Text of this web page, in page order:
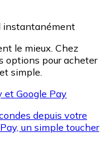
instantanément
le mieux. Chez
options pour acheter
simple.
et Google Pay
depuis votre
un simple toucher